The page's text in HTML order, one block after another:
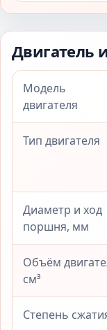
Двигатель
Модель
двигателя
Тип двигателя
Диаметр и ход
поршня, мм
Объём
см³
Степень